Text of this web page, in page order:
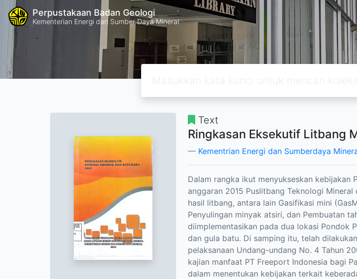
Perpustakaan Badan Geologi
Kementerian Energi dan Sumber Daya Mineral
Text
Ringkasan Eksekutif Litbang
Kementrian Energi dan Sumberdaya
Dalam rangka ikut menyukseskan kebijakan
anggaran 2015 Puslitbang Teknologi
hasil litbang, antara lain Gasifikasi mini
Penyulingan minyak atsiri, dan Pembuatan
diimplementasikan pada dua lokasi Pondok
dan gula batu. Di samping itu, telah
pelaksanaan Undang-undang No. 4 Tahun
kajian manfaat PT Freeport Indonesia bagi
dalam menentukan kebijakan terkait